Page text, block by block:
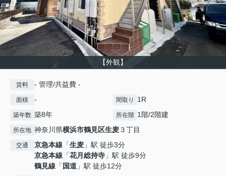
【外観】
賃料 - 管理/共益費 -
面積 - 間取り 1R
築年数 築8年 所在階 1階/2階建
所在地 神奈川県横浜市鶴見区生麦３丁目
交通 京急本線 「生麦 」駅 徒歩3分
京急本線 「花月総持寺 」駅 徒歩9分
鶴見線 「 国道 」駅 徒歩12分